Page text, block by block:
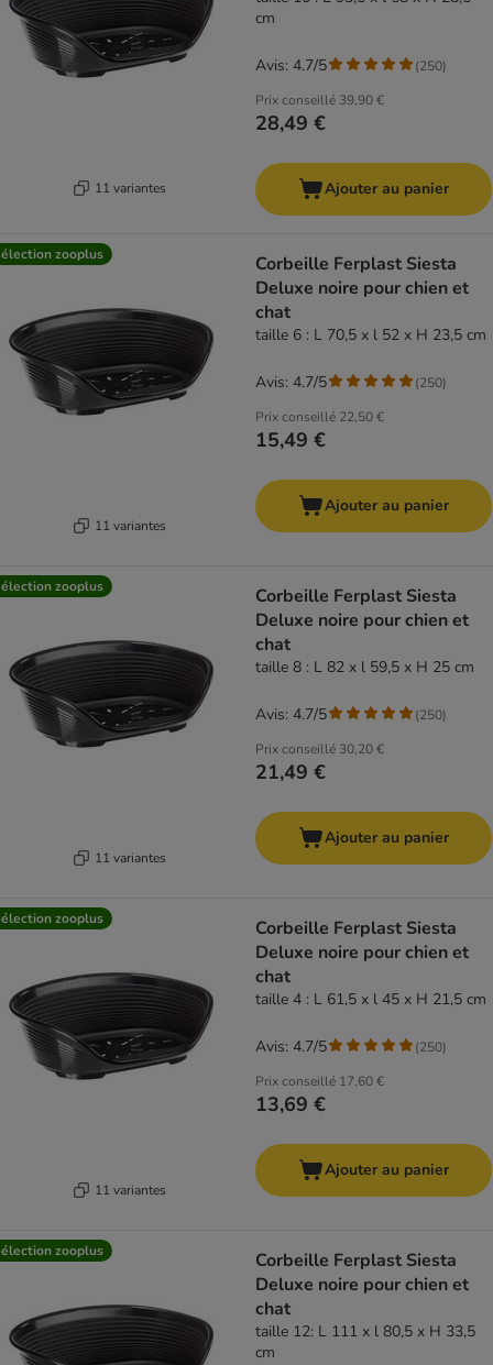
11 variantes
cm
Prix conseillé 39,90 €
28,49 €
Avis: 4.7/5 (250)
Ajouter au panier
zooplus
11 variantes
Corbeille Ferplast Siesta
Deluxe noire pour chien et
chat
taille 6 : L 70,5 x l 52 x H 23,5 cm
Prix conseillé 22,50 €
15,49 €
Avis: 4.7/5 (250)
Ajouter au panier
zooplus
11 variantes
Corbeille Ferplast Siesta
Deluxe noire pour chien et
chat
taille 8 : L 82 x l 59,5 x H 25 cm
Prix conseillé 30,20 €
21,49 €
Avis: 4.7/5 (250)
Ajouter au panier
zooplus
11 variantes
Corbeille Ferplast Siesta
Deluxe noire pour chien et
chat
taille 4 : L 61,5 x l 45 x H 21,5 cm
Prix conseillé 17,60 €
13,69 €
Avis: 4.7/5 (250)
Ajouter au panier
zooplus
Corbeille Ferplast Siesta
Deluxe noire pour chien et
chat
taille 12: L 111 x l 80,5 x H 33,5
cm